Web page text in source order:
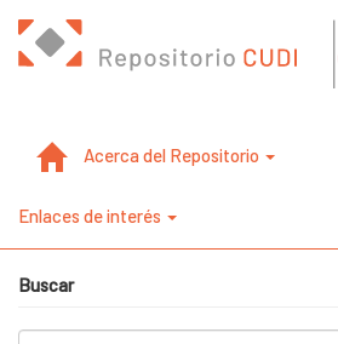
Acerca del Repositorio
Enlaces de interés
Buscar